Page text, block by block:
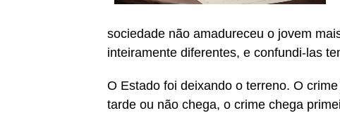
sociedade não amadureceu o jovem
inteiramente diferentes, e confundi-las
O Estado foi deixando o terreno. O
tarde ou não chega, o crime chega